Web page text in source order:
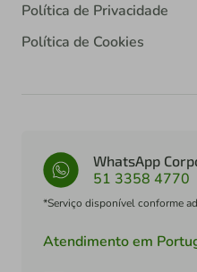
Política de Privacidade
Política de Cookies
WhatsApp
51 3358 4770
*Serviço disponível conforme
Atendimento em